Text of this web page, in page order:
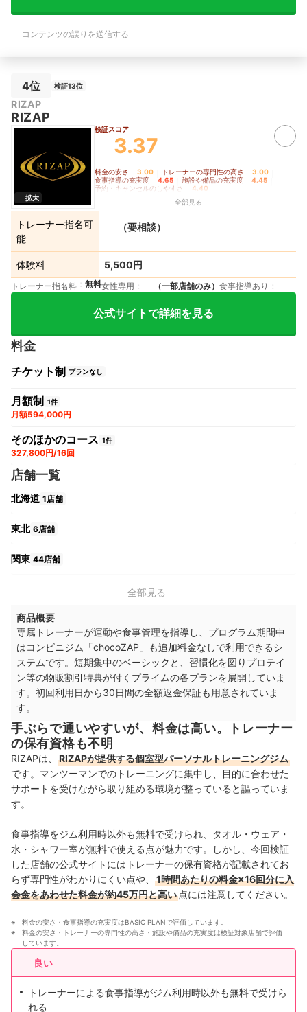
対する満足度はとても高いですが、食事
料金が高いところが難点でした。予約日
などで予約日時の管理ができれば良いと
思いました。自社のプロテイン、EAA、
サプリメントなども質がとても良く、食
事管理付きのトレーニングプランではそ
の値段も込みでしたが、普通に購入する
と相場の2倍ほど高いので、もう少し安
くなったら良いなと思いました。
券コースがあった
できるので便利で
セル無料なので、
コンテンツの誤りを送信する
4位 検証13位
RIZAP
RIZAP
拡大
検証スコア
3.37
料金の安さ 3.00 トレーナーの専門性の高さ 3.00
食事指導の充実度 4.65 施設や備品の充実度 4.45
予約・キャンセルのしやすさ
4.40
全部見る
トレーナー指名可
能
（要相談）
体験料 5,500円
トレーナー指名料 無料女性専用 （一部店舗のみ） 食事指導あり
公式サイトで詳細を見る
料金
チケット制 プランなし
月額制 1件
月額594,000円
そのほかのコース 1件
327,800円/16回
店舗一覧
北海道 1店舗
東北 6店舗
関東 44店舗
関西 18店舗
中国・四国 7店舗
九州・沖縄 12店舗
全部見る
商品概要
専属トレーナーが運動や食事管理を指導し、プログラム期間中
はコンビニジム「chocoZAP」も追加料金なしで利用できるシ
ステムです。短期集中のベーシックと、習慣化を図りプロテイ
ン等の物販割引特典が付くプライムの各プランを展開していま
す。初回利用日から30日間の全額返金保証も用意されていま
す。
手ぶらで通いやすいが、料金は高い。トレーナー
の保有資格も不明
RIZAPは、
RIZAPが提供する個室型パーソナルトレーニングジム
です。マンツーマンでのトレーニングに集中し、目的に合わせた
サポートを受けながら取り組める環境が整っていると謳っていま
す。
食事指導をジム利用時以外も無料で受けられ、タオル・ウェア・
水・シャワー室が無料で使える点が魅力です。しかし、今回検証
した店舗の公式サイトにはトレーナーの保有資格が記載されてお
らず専門性がわかりにくい点や、
1時間あたりの料金×16回分に入
会金をあわせた料金が約45万円と高い点には注意してください。
料金の安さ・食事指導の充実度はBASIC PLANで評価しています。
料金の安さ・トレーナーの専門性の高さ・施設や備品の充実度は検証対象店舗で評価
しています。
良い
トレーナーによる食事指導がジム利用時以外も無料で受けら
れる